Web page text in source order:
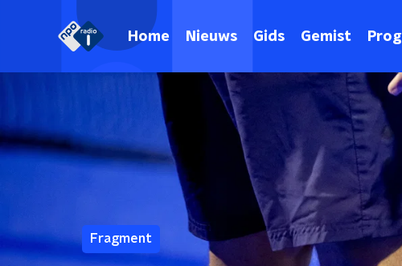
Home Nieuws Gids Gemist
Fragment